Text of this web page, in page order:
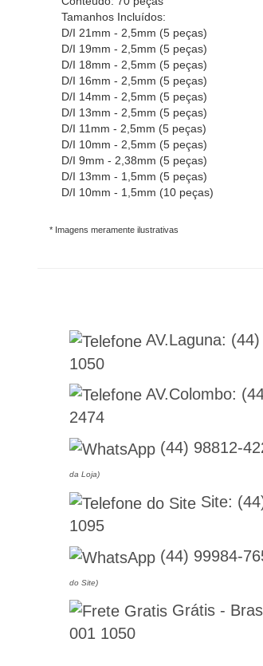
Tamanhos Incluídos:
D/I 21mm - 2,5mm (5 peças)
D/I 19mm - 2,5mm (5 peças)
D/I 18mm - 2,5mm (5 peças)
D/I 16mm - 2,5mm (5 peças)
D/I 14mm - 2,5mm (5 peças)
D/I 13mm - 2,5mm (5 peças)
D/I 11mm - 2,5mm (5 peças)
D/I 10mm - 2,5mm (5 peças)
D/I 9mm - 2,38mm (5 peças)
D/I 13mm - 1,5mm (5 peças)
D/I 10mm - 1,5mm (10 peças)
* Imagens meramente ilustrativas
AV.Laguna:
1050
AV.Colombo:
2474
(44) 98812-
da Loja)
Site:
1095
(44) 99984-
do Site)
Grátis -
001 1050